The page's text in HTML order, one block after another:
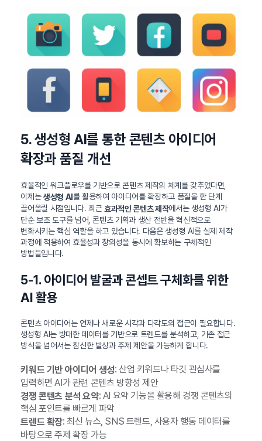
5. 생성형 AI를 통한 콘텐츠 아이디어
확장과 품질 개선
효율적인 워크플로우를 기반으로 콘텐츠 제작의 체계를 갖추었다면,
이제는생성형 AI 를 활용하여 아이디어를 확장하고 품질을 한 단계
끌어올릴 시점입니다. 최근효과적인 콘텐츠 제작에서는 생성형 AI가
단순 보조 도구를 넘어, 콘텐츠 기획과 생산 전반을 혁신적으로
변화시키는 핵심 역할을 하고 있습니다. 다음은 생성형 AI를 실제 제작
과정에 적용하여 효율성과 창의성을 동시에 확보하는 구체적인
방법들입니다.
5-1. 아이디어 발굴과 콘셉트 구체화를 위한
AI 활용
콘텐츠 아이디어는 언제나 새로운 시각과 다각도의 접근이 필요합니다.
생성형 AI는 방대한 데이터를 기반으로 트렌드를 분석하고, 기존 접근
방식을 넘어서는 참신한 발상과 주제 제안을 가능하게 합니다.
키워드 기반 아이디어 생성: 산업 키워드나 타깃 관심사를
입력하면 AI가 관련 콘텐츠 방향성 제안
경쟁 콘텐츠 분석 요약: AI 요약 기능을 활용해 경쟁 콘텐츠의
핵심 포인트를 빠르게 파악
트렌드 확장: 최신 뉴스, SNS 트렌드, 사용자 행동 데이터를
바탕으로 주제 확장 가능